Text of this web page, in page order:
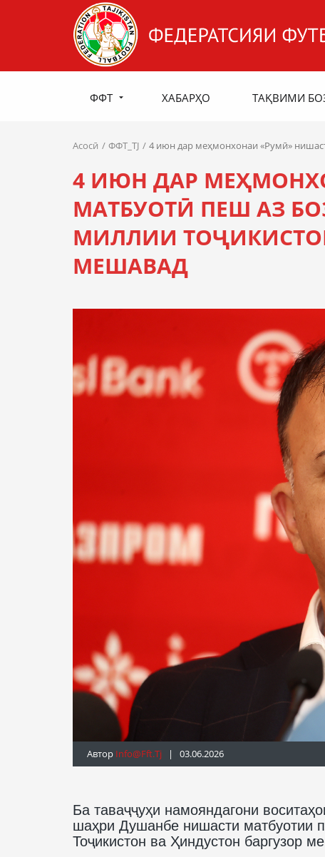
ФФТ ХАБАРҲО ТАҚВИМИ
Асосӣ ФФТ_TJ 4 июн дар меҳмонхонаи «Румӣ»
4 ИЮН ДАР
МАТБУОТӢ ПЕШ АЗ
МИЛЛИИ
МЕШАВАД
Автор Info@fft.tj | 03.06.2026
Ба таваҷҷуҳи намояндагони
шаҳри Душанбе нишасти матбуотии
Тоҷикистон ва Ҳиндустон баргузор